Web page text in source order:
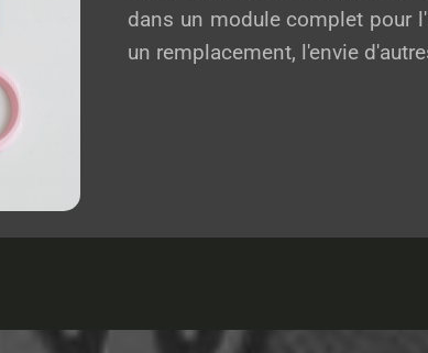
dans un module complet pour
un remplacement, l'envie